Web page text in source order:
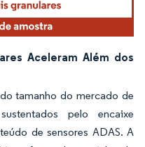
Aceleram Além dos
tamanho do mercado de
pelo encaixe
de sensores ADAS. A